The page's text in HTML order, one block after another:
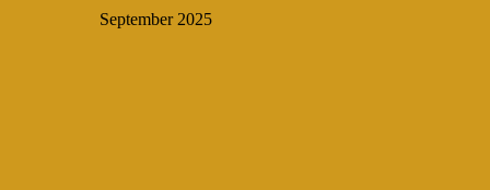
September 2025